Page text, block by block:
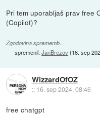
Pri tem uporabljaš prav free
(Copilot)?
Zgodovina sprememb…
spremenil:JanBrezov(16. sep
WizzardOfOZ
:: 16. sep 2024, 08:46
free chatgpt